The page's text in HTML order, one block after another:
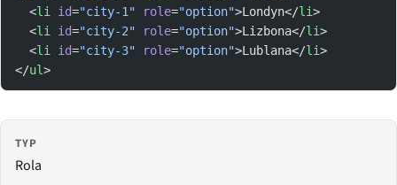
  <
li id="city-1" role="option">Londyn</li>
  <
li id="city-2" role="option">Lizbona</li>
  <
li id="city-3" role="option">Lublana</li>
</ul>
TYP
Rola